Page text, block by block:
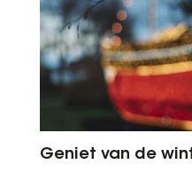
Geniet van de